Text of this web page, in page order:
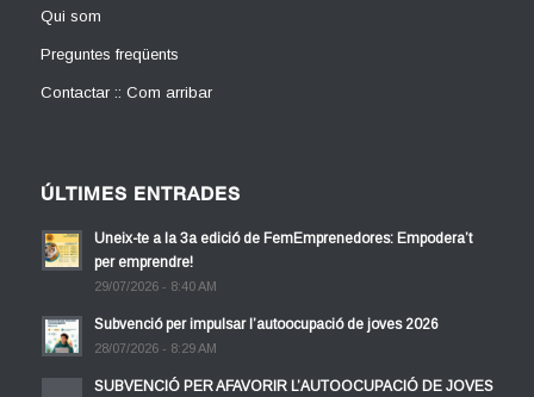
Qui som
Preguntes freqüents
Contactar :: Com arribar
ÚLTIMES ENTRADES
Uneix-te a la 3a edició de FemEmprenedores: Empodera’t
per emprendre!
29/07/2026 - 8:40 AM
Subvenció per impulsar l’autoocupació de joves 2026
28/07/2026 - 8:29 AM
SUBVENCIÓ PER AFAVORIR L’AUTOOCUPACIÓ DE JOVES